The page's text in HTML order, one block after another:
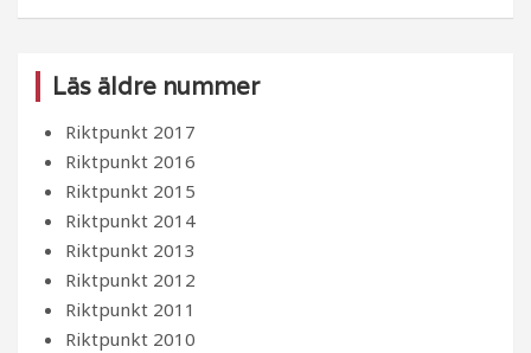
Läs äldre nummer
Riktpunkt 2017
Riktpunkt 2016
Riktpunkt 2015
Riktpunkt 2014
Riktpunkt 2013
Riktpunkt 2012
Riktpunkt 2011
Riktpunkt 2010